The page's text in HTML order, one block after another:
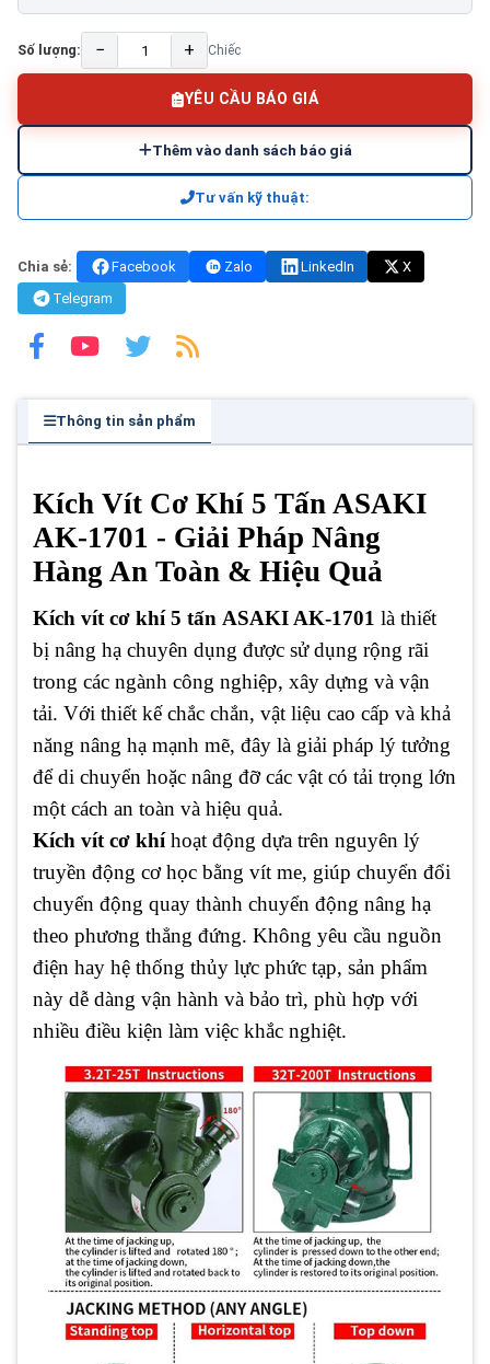
Số lượng: − + Chiếc
YÊU CẦU BÁO GIÁ
Thêm vào danh sách báo giá
Tư vấn kỹ thuật:
Chia sẻ: Facebook Zalo LinkedIn
X
Telegram
Thông tin sản phẩm
Kích Vít Cơ Khí 5 Tấn ASAKI
AK-1701 - Giải Pháp Nâng
Hàng An Toàn & Hiệu Quả
Kích vít cơ khí 5 tấn ASAKI AK-1701 là thiết
bị nâng hạ chuyên dụng được sử dụng rộng rãi
trong các ngành công nghiệp, xây dựng và vận
tải. Với thiết kế chắc chắn, vật liệu cao cấp và khả
năng nâng hạ mạnh mẽ, đây là giải pháp lý tưởng
để di chuyển hoặc nâng đỡ các vật có tải trọng lớn
một cách an toàn và hiệu quả.
Kích vít cơ khíhoạt động dựa trên nguyên lý
truyền động cơ học bằng vít me, giúp chuyển đổi
chuyển động quay thành chuyển động nâng hạ
theo phương thẳng đứng. Không yêu cầu nguồn
điện hay hệ thống thủy lực phức tạp, sản phẩm
này dễ dàng vận hành và bảo trì, phù hợp với
nhiều điều kiện làm việc khắc nghiệt.